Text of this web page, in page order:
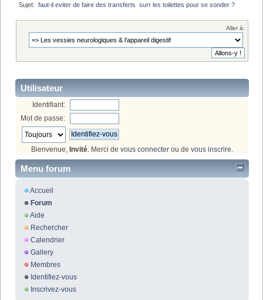
Sujet: faut-il eviter de faire des transferts  surr les toilettes pour se sonder ?
Aller à:
Utilisateur
Identifiant:
Mot de passe:
Bienvenue, Invité. Merci de vous connecter ou de vous inscrire.
Menu forum
Accueil
Forum
Aide
Rechercher
Calendrier
Gallery
Membres
Identifiez-vous
Inscrivez-vous